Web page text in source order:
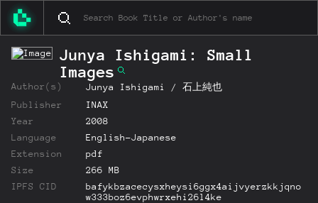
Junya Ishigami: Small
Images
Author(s)
Junya Ishigami / 石上純也
Publisher
INAX
Year
2008
Language
English-Japanese
Extension
pdf
Size
266 MB
IPFS CID
bafykbzacecysxheysi6ggx4aijvyerzkkjqno
w333boz6evphwrxehi26l4ke